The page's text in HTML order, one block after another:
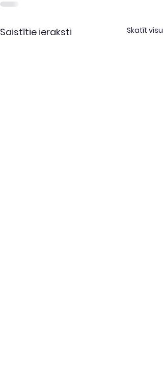
Saistītie ieraksti Skatīt visu